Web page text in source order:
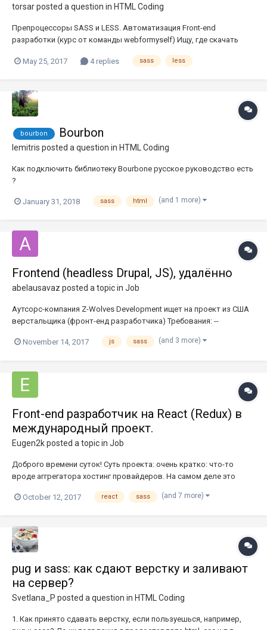
torsarposted a question in HTML Coding
Препроцессоры SASS и LESS. Автоматизация Front-end
разработки (курс от команды webformyself) Ищу, где скачать
перерыл, не нашел. Дайте ссыль, очень нуно
May 25, 2017 4 replies sass less
bourbon Bourbon
lemitris posted a question in HTML Coding
Как подключить библиотеку Bourbone русское руководство есть
?
January 31, 2018 sass html (and 1 more)
Frontend (headless Drupal, JS), удалённо
abelausavaz posted a topic in Job
Аутсорс-компания Z-Wolves Development ищет на проект из США
верстальщика (фронт-енд разработчика) Требования: --
headless/decoupled Drupal-верстки (желательны примеры) --
November 14, 2017 js sass (and 3 more)
Front-end разработчик на React (Redux) в
международный проект.
Eugen2kposted a topic in Job
Доброго времени суток! Суть проекта: очень кратко: что-то
вроде аггрегатора хостинг провайдеров. На самом деле это
Проект готов на 20-25%. В команде есть сильный и опытный
October 12, 2017 react sass (and 7 more)
pug и sass: как сдают верстку и заливают
на сервер?
Svetlana_P posted a question in HTML Coding
1. Как принято сдавать верстку, если пользуешься, например,